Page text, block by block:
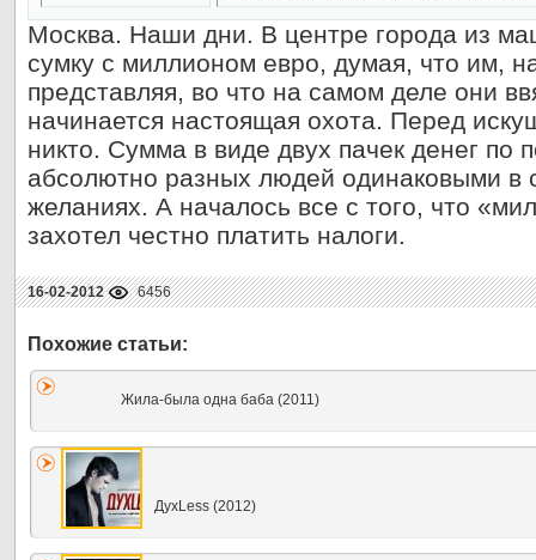
Москва. Наши дни. В центре города из
сумку с миллионом евро, думая, что им,
представляя, во что на самом деле они
начинается настоящая охота. Перед
никто. Сумма в виде двух пачек денег по
абсолютно разных людей одинаковыми в
желаниях. А началось все с того, что
захотел честно платить налоги.
16-02-2012 6456
Жила-была одна баба (2011)
ДухLess (2012)